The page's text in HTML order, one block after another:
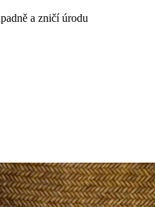
a zničí úrodu